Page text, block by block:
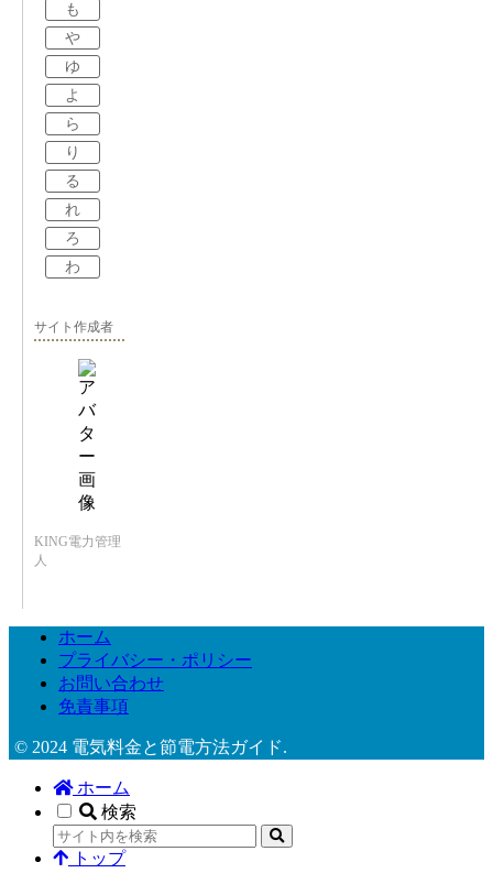
も
や
ゆ
よ
ら
り
る
れ
ろ
わ
サイト作成者
KING電力管理
人
ホーム
プライバシー・ポリシー
お問い合わせ
免責事項
© 2024 電気料金と節電方法ガイド.
ホーム
検索
トップ